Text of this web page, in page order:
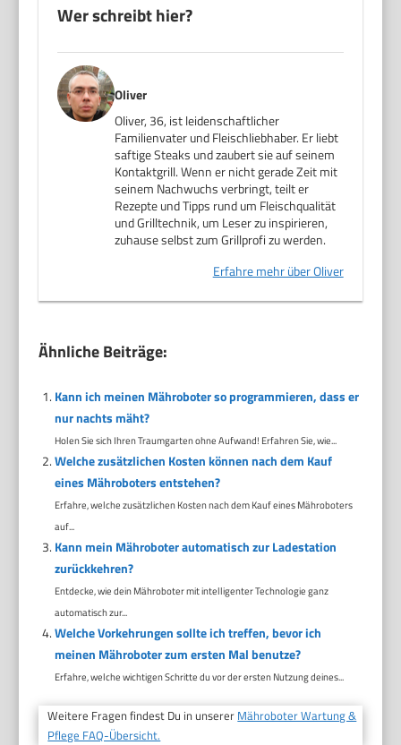
Wer schreibt hier?
Oliver
Oliver, 36, ist leidenschaftlicher
Familienvater und Fleischliebhaber. Er liebt
saftige Steaks und zaubert sie auf seinem
Kontaktgrill. Wenn er nicht gerade Zeit mit
seinem Nachwuchs verbringt, teilt er
Rezepte und Tipps rund um Fleischqualität
und Grilltechnik, um Leser zu inspirieren,
zuhause selbst zum Grillprofi zu werden.
Erfahre mehr über Oliver
Ähnliche Beiträge:
Kann ich meinen Mähroboter so programmieren, dass er
nur nachts mäht?
Holen Sie sich Ihren Traumgarten ohne Aufwand! Erfahren Sie, wie...
Welche zusätzlichen Kosten können nach dem Kauf
eines Mähroboters entstehen?
Erfahre, welche zusätzlichen Kosten nach dem Kauf eines Mähroboters
auf...
Kann mein Mähroboter automatisch zur Ladestation
zurückkehren?
Entdecke, wie dein Mähroboter mit intelligenter Technologie ganz
automatisch zur...
Welche Vorkehrungen sollte ich treffen, bevor ich
meinen Mähroboter zum ersten Mal benutze?
Erfahre, welche wichtigen Schritte du vor der ersten Nutzung deines...
Weitere Fragen findest Du in unserer Mähroboter Wartung &
Pflege FAQ-Übersicht.